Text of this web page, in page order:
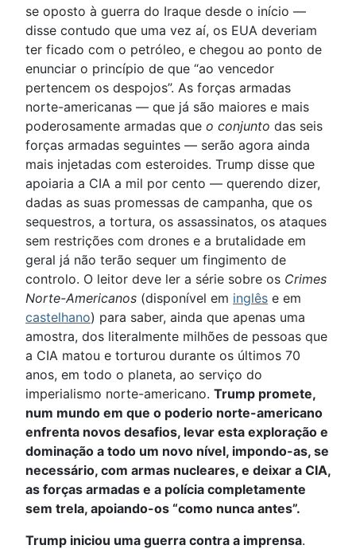
se oposto à guerra do Iraque desde o início —
disse contudo que uma vez aí, os EUA deveriam
ter ficado com o petróleo, e chegou ao ponto de
enunciar o princípio de que “ao vencedor
pertencem os despojos”. As forças armadas
norte-americanas — que já são maiores e mais
poderosamente armadas que o conjunto das seis
forças armadas seguintes — serão agora ainda
mais injetadas com esteroides. Trump disse que
apoiaria a CIA a mil por cento — querendo dizer,
dadas as suas promessas de campanha, que os
sequestros, a tortura, os assassinatos, os ataques
sem restrições com drones e a brutalidade em
geral já não terão sequer um fingimento de
controlo. O leitor deve ler a série sobre os Crimes
Norte-Americanos (disponível em inglês e em
castelhano) para saber, ainda que apenas uma
amostra, dos literalmente milhões de pessoas que
a CIA matou e torturou durante os últimos 70
anos, em todo o planeta, ao serviço do
imperialismo norte-americano. Trump promete,
num mundo em que o poderio norte-americano
enfrenta novos desafios, levar esta exploração e
dominação a todo um novo nível, impondo-as, se
necessário, com armas nucleares, e deixar a CIA,
as forças armadas e a polícia completamente
sem trela, apoiando-os “como nunca antes”.
Trump iniciou uma guerra contra a imprensa.